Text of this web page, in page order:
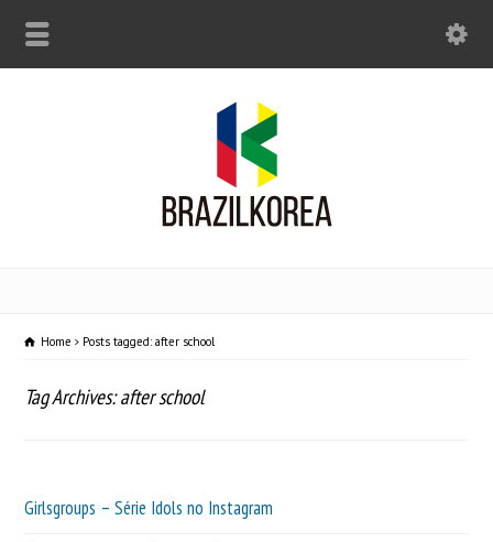
Home Posts tagged: after school
Tag Archives: after school
Girlsgroups – Série Idols no Instagram